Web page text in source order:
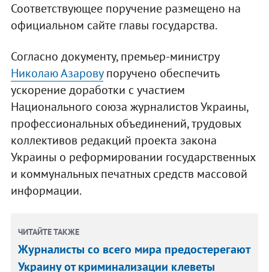
Соответствующее поручение размещено на
официальном сайте главы государства.
Согласно документу, премьер-министру
Николаю Азаровупоручено обеспечить
ускорение доработки с участием
Национального союза журналистов Украины,
профессиональных объединений, трудовых
коллективов редакций проекта закона
Украины о реформировании государственных
и коммунальных печатных средств массовой
информации.
ЧИТАЙТЕ ТАКЖЕ
Журналисты со всего мира предостерегают
Украину от криминализации клеветы